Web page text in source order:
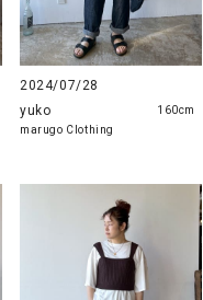
2024/07/28
yuko
marugo Clothing
160cm